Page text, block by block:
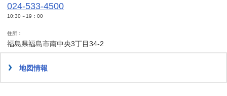
024-533-4500
10:30～19：00
住所
福島県福島市南中央3丁目34-2
地図情報